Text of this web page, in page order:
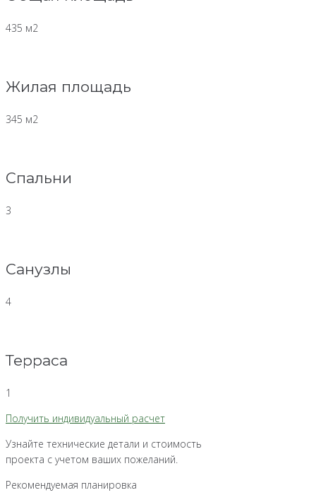
435 м2
Жилая площадь
345 м2
Спальни
3
Санузлы
4
Терраса
1
Получить индивидуальный расчет
Узнайте технические детали и стоимость
проекта с учетом ваших пожеланий.
Рекомендуемая планировка